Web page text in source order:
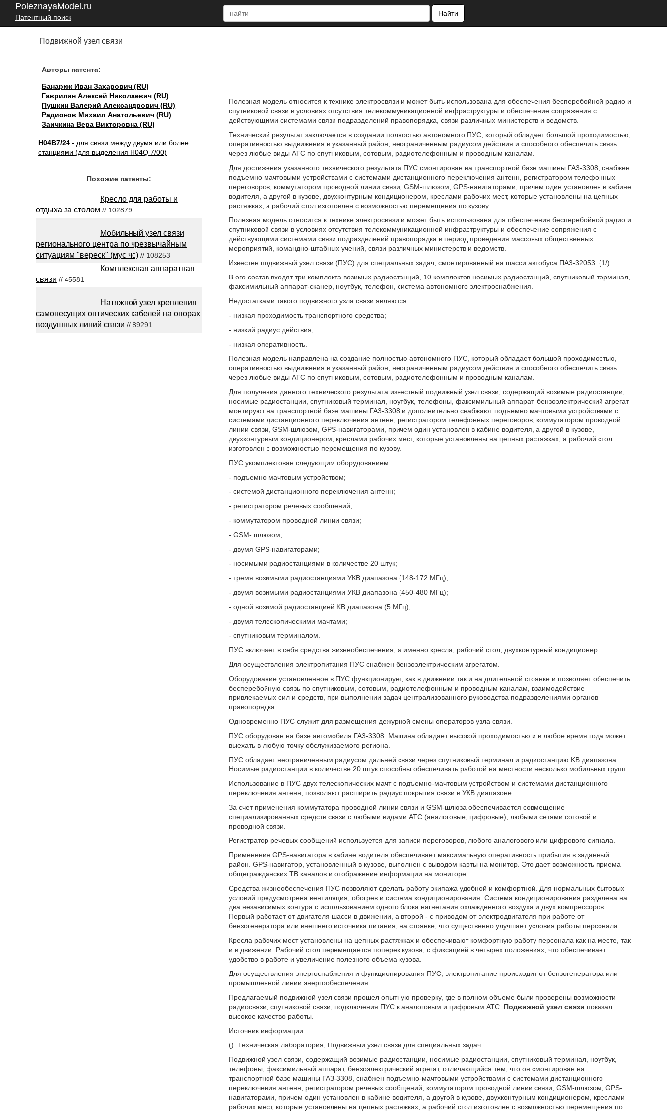
PoleznayaModel.ru
Патентный поиск
Найти
Подвижной узел связи
Авторы патента:
Банарюк Иван Захарович (RU)
Гаврилин Алексей Николаевич (RU)
Пушкин Валерий Александрович (RU)
Радионов Михаил Анатольевич (RU)
Заичкина Вера Викторовна (RU)
H04B7/24 - для связи между двумя или более
станциями (для выделения H04Q 7/00)
Полезная модель относится к технике электросвязи и может быть использована для обеспечения бесперебойной радио и
спутниковой связи в условиях отсутствия телекоммуникационной инфраструктуры и обеспечение сопряжения с
действующими системами связи подразделений правопорядка, связи различных министерств и ведомств.
Технический результат заключается в создании полностью автономного ПУС, который обладает большой проходимостью,
оперативностью выдвижения в указанный район, неограниченным радиусом действия и способного обеспечить связь
через любые виды АТС по спутниковым, сотовым, радиотелефонным и проводным каналам.
Для достижения указанного технического результата ПУС смонтирован на транспортной базе машины ГА3-3308, снабжен
подъемно мачтовыми устройствами с системами дистанционного переключения антенн, регистратором телефонных
переговоров, коммутатором проводной линии связи, GSM-шлюзом, GPS-навигаторами, причем один установлен в кабине
водителя, а другой в кузове, двухконтурным кондиционером, креслами рабочих мест, которые установлены на цепных
растяжках, а рабочий стол изготовлен с возможностью перемещения по кузову.
Полезная модель относится к технике электросвязи и может быть использована для обеспечения бесперебойной радио и
спутниковой связи в условиях отсутствия телекоммуникационной инфраструктуры и обеспечение сопряжения с
действующими системами связи подразделений правопорядка в период проведения массовых общественных
мероприятий, командно-штабных учений, связи различных министерств и ведомств.
Известен подвижный узел связи (ПУС) для специальных задач, смонтированный на шасси автобуса ПА3-32053. (1/).
В его состав входят три комплекта возимых радиостанций, 10 комплектов носимых радиостанций, спутниковый терминал,
факсимильный аппарат-сканер, ноутбук, телефон, система автономного электроснабжения.
Недостатками такого подвижного узла связи являются:
- низкая проходимость транспортного средства;
- низкий радиус действия;
- низкая оперативность.
Полезная модель направлена на создание полностью автономного ПУС, который обладает большой проходимостью,
оперативностью выдвижения в указанный район, неограниченным радиусом действия и способного обеспечить связь
через любые виды АТС по спутниковым, сотовым, радиотелефонным и проводным каналам.
Для получения данного технического результата известный подвижный узел связи, содержащий возимые радиостанции,
носимые радиостанции, спутниковый терминал, ноутбук, телефоны, факсимильный аппарат, бензоэлектрический агрегат
монтируют на транспортной базе машины ГА3-3308 и дополнительно снабжают подъемно мачтовыми устройствами с
системами дистанционного переключения антенн, регистратором телефонных переговоров, коммутатором проводной
линии связи, GSM-шлюзом, GPS-навигаторами, причем один установлен в кабине водителя, а другой в кузове,
двухконтурным кондиционером, креслами рабочих мест, которые установлены на цепных растяжках, а рабочий стол
изготовлен с возможностью перемещения по кузову.
ПУС укомплектован следующим оборудованием:
- подъемно мачтовым устройством;
- системой дистанционного переключения антенн;
- регистратором речевых сообщений;
- коммутатором проводной линии связи;
- GSM- шлюзом;
- двумя GPS-навигаторами;
- носимыми радиостанциями в количестве 20 штук;
- тремя возимыми радиостанциями УКВ диапазона (148-172 МГц);
- двумя возимыми радиостанциями УКВ диапазона (450-480 МГц);
- одной возимой радиостанцией KB диапазона (5 МГц);
- двумя телескопическими мачтами;
- спутниковым терминалом.
ПУС включает в себя средства жизнеобеспечения, а именно кресла, рабочий стол, двухконтурный кондиционер.
Для осуществления электропитания ПУС снабжен бензоэлектрическим агрегатом.
Оборудование установленное в ПУС функционирует, как в движении так и на длительной стоянке и позволяет обеспечить
бесперебойную связь по спутниковым, сотовым, радиотелефонным и проводным каналам, взаимодействие
привлекаемых сил и средств, при выполнении задач централизованного руководства подразделениями органов
правопорядка.
Одновременно ПУС служит для размещения дежурной смены операторов узла связи.
ПУС оборудован на базе автомобиля ГА3-3308. Машина обладает высокой проходимостью и в любое время года может
выехать в любую точку обслуживаемого региона.
ПУС обладает неограниченным радиусом дальней связи через спутниковый терминал и радиостанцию KB диапазона.
Носимые радиостанции в количестве 20 штук способны обеспечивать работой на местности несколько мобильных групп.
Использование в ПУС двух телескопических мачт с подъемно-мачтовым устройством и системами дистанционного
переключения антенн, позволяют расширить радиус покрытия связи в УКВ диапазоне.
За счет применения коммутатора проводной линии связи и GSM-шлюза обеспечивается совмещение
специализированных средств связи с любыми видами АТС (аналоговые, цифровые), любыми сетями сотовой и
проводной связи.
Регистратор речевых сообщений используется для записи переговоров, любого аналогового или цифрового сигнала.
Применение GPS-навигатора в кабине водителя обеспечивает максимальную оперативность прибытия в заданный
район. GPS-навигатор, установленный в кузове, выполнен с выводом карты на монитор. Это дает возможность приема
общегражданских ТВ каналов и отображение информации на мониторе.
Средства жизнеобеспечения ПУС позволяют сделать работу экипажа удобной и комфортной. Для нормальных бытовых
условий предусмотрена вентиляция, обогрев и система кондиционирования. Система кондиционирования разделена на
два независимых контура с использованием одного блока нагнетания охлажденного воздуха и двух компрессоров.
Первый работает от двигателя шасси в движении, а второй - с приводом от электродвигателя при работе от
бензогенератора или внешнего источника питания, на стоянке, что существенно улучшает условия работы персонала.
Кресла рабочих мест установлены на цепных растяжках и обеспечивают комфортную работу персонала как на месте, так
и в движении. Рабочий стол перемещается поперек кузова, с фиксацией в четырех положениях, что обеспечивает
удобство в работе и увеличение полезного объема кузова.
Для осуществления энергоснабжения и функционирования ПУС, электропитание происходит от бензогенератора или
промышленной линии энергообеспечения.
Предлагаемый подвижной узел связи прошел опытную проверку, где в полном объеме были проверены возможности
радиосвязи, спутниковой связи, подключения ПУС к аналоговым и цифровым АТС. Подвижной узел связи показал
высокое качество работы.
Источник информации.
(). Техническая лаборатория, Подвижный узел связи для специальных задач.
Подвижной узел связи, содержащий возимые радиостанции, носимые радиостанции, спутниковый терминал, ноутбук,
телефоны, факсимильный аппарат, бензоэлектрический агрегат, отличающийся тем, что он смонтирован на
транспортной базе машины ГАЗ-3308, снабжен подъемно-мачтовыми устройствами с системами дистанционного
переключения антенн, регистратором речевых сообщений, коммутатором проводной линии связи, GSM-шлюзом, GPS-
навигаторами, причем один установлен в кабине водителя, а другой в кузове, двухконтурным кондиционером, креслами
рабочих мест, которые установлены на цепных растяжках, а рабочий стол изготовлен с возможностью перемещения по
Похожие патенты:
Кресло для работы и
отдыха за столом // 102879
Мобильный узел связи
регионального центра по чрезвычайным
ситуациям "вереск" (мус чс) // 108253
Комплексная аппаратная
связи // 45581
Натяжной узел крепления
самонесущих оптических кабелей на опорах
воздушных линий связи // 89291